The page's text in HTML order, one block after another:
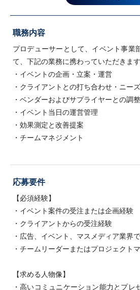
職務内容
プロデューサーとして、イベント事業
て、下記の業務に携わっていただきます
・イベントの企画・立案・運営
・クライアントとの打ち合わせ・ニー
・ベンダーおよびサプライヤーとの調
・イベント当日の運営管理
・効果測定と改善提案
・チームマネジメント
応募要件
【必須経験】
・イベント案件の受注または企画経験
・クライアントからの受注経験
・広告、イベント、マスメディア業界
・チームリーダーまたはプロジェクト
【求める人物像】
・高いコミュニケーション能力とプレ